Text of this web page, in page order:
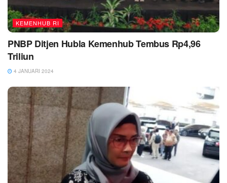
KEMENHUB RI
PNBP Ditjen Hubla Kemenhub Tembus Rp4,96
Triliun
4 JANUARI 2024